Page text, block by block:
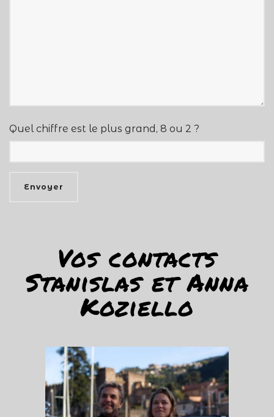
Quel chiffre est le plus grand, 8 ou 2 ?
Vos contacts
Stanislas et Anna
Koziello